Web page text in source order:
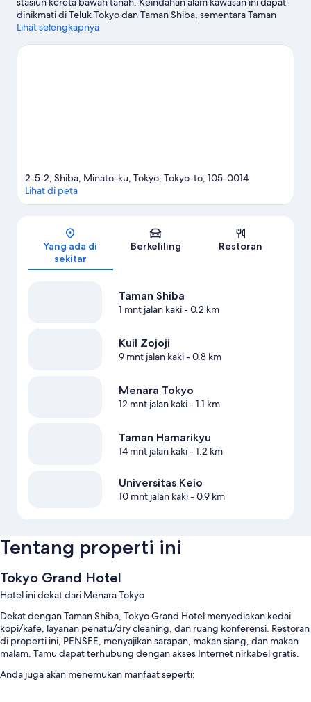
dinikmati di Teluk Tokyo dan Taman Shiba, sementara Taman
Nasional Shinjuku Gyoen serta Tokyo Disney Resort® adalah
permainan? Coba periksa Kubah Tokyo atau National Stadium.
Lihat selengkapnya
Peta
2-5-2, Shiba, Minato-ku, Tokyo, Tokyo-to, 105-0014
Lihat di peta
Yang ada di
sekitar
Berkeliling Restoran
Taman Shiba
1 mnt jalan kaki- 0.2 km
Kuil Zojoji
9 mnt jalan kaki- 0.8 km
Menara Tokyo
12 mnt jalan kaki- 1.1 km
Taman Hamarikyu
14 mnt jalan kaki- 1.2 km
Universitas Keio
10 mnt jalan kaki- 0.9 km
Tentang properti ini
Tokyo Grand Hotel
Hotel ini dekat dari Menara Tokyo
Dekat dengan Taman Shiba, Tokyo Grand Hotel menyediakan kedai
kopi/kafe, layanan penatu/dry cleaning, dan ruang konferensi. Restoran
di properti ini, PENSEE, menyajikan sarapan, makan siang, dan makan
malam. Tamu dapat terhubung dengan akses Internet nirkabel gratis.
Anda juga akan menemukan manfaat seperti: